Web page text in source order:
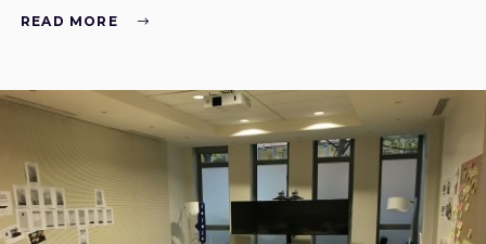
READ MORE